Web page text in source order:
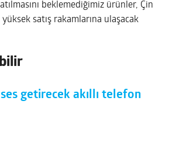
beklemediğimiz ürünler, Çin
satış rakamlarına ulaşacak
ses getirecek akıllı telefon